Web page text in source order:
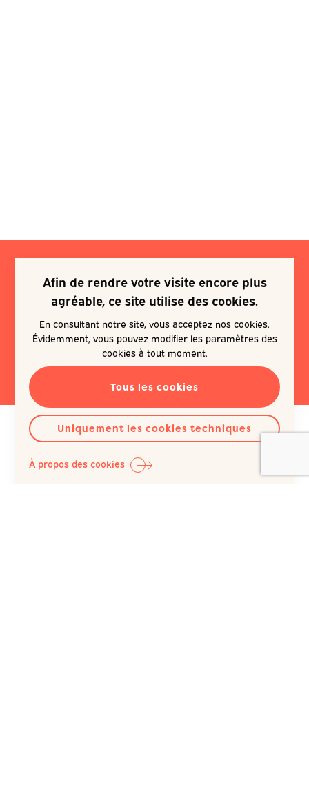
Je souhaite m'inscrire à une
newsletter
EN SAVOIR PLUS
Afin de rendre votre visite encore plus
agréable, ce site utilise des cookies.
En consultant notre site, vous acceptez nos cookies.
Évidemment, vous pouvez modifier les paramètres des
cookies à tout moment.
Tous les cookies
Uniquement les cookies techniques
À propos des cookies